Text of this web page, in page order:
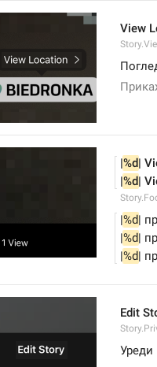
View
|%d|
|%d|
|%d|
|%d|
|%d|
Edit
Уреди